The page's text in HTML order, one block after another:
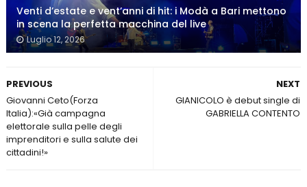
Venti d’estate e vent’anni di hit: i Modà a Bari mettono
in scena la perfetta macchina del live
Luglio 12, 2026
NEXT
GIANICOLO è debut single di
GABRIELLA CONTENTO
PREVIOUS
Giovanni Ceto(Forza
Italia):«Già campagna
elettorale sulla pelle degli
imprenditori e sulla salute dei
cittadini!»